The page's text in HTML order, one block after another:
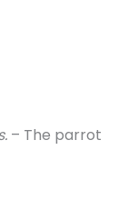
– The parrot